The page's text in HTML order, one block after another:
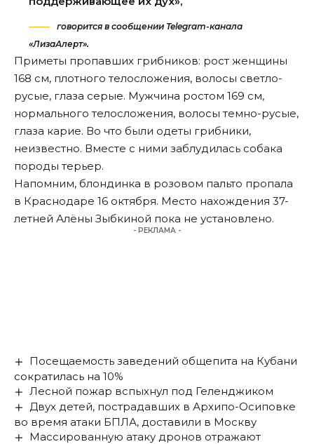
говорится в сообщении Telegram-канала
«ЛизаАлерт».
Приметы пропавших грибников: рост женщины
168 см, плотного телосложения, волосы светло-
русые, глаза серые. Мужчина ростом 169 см,
нормального телосложения, волосы темно-русые,
глаза карие. Во что были одеты грибники,
неизвестно. Вместе с ними заблудилась собака
породы терьер.
Напомним, блондинка в розовом пальто пропала
в Краснодаре 16 октября. Место нахождения 37-
летней Алёны Зыбкиной пока не установлено.
- РЕКЛАМА -
Посещаемость заведений общепита на Кубани
сократилась на 10%
Лесной пожар вспыхнул под Геленджиком
Двух детей, пострадавших в Архипо-Осиповке
во время атаки БПЛА, доставили в Москву
Массированную атаку дронов отражают